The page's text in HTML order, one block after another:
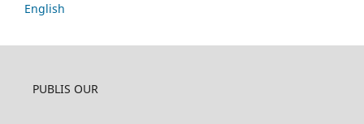
English
PUBLIS OUR